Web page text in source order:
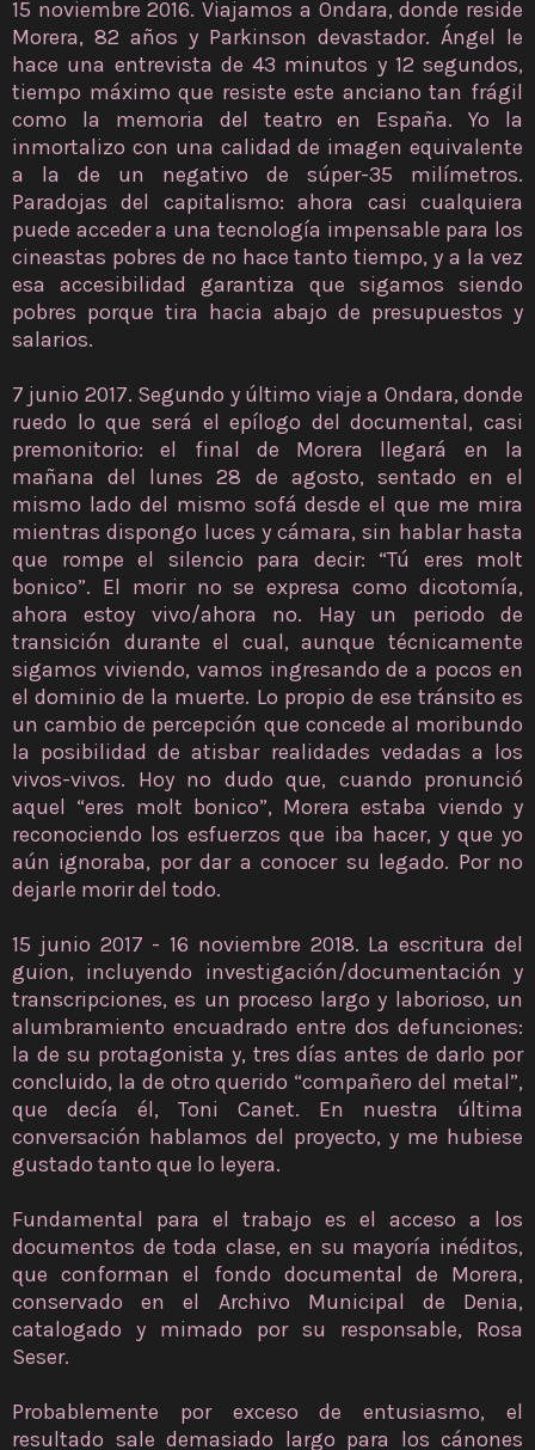
15 noviembre 2016. Viajamos a Ondara, donde reside
Morera, 82 años y Parkinson devastador. Ángel le
hace una entrevista de 43 minutos y 12 segundos,
tiempo máximo que resiste este anciano tan frágil
como la memoria del teatro en España. Yo la
inmortalizo con una calidad de imagen equivalente
a la de un negativo de súper-35 milímetros.
Paradojas del capitalismo: ahora casi cualquiera
puede acceder a una tecnología impensable para los
cineastas pobres de no hace tanto tiempo, y a la vez
esa accesibilidad garantiza que sigamos siendo
pobres porque tira hacia abajo de presupuestos y
salarios.
7 junio 2017. Segundo y último viaje a Ondara, donde
ruedo lo que será el epílogo del documental, casi
premonitorio: el final de Morera llegará en la
mañana del lunes 28 de agosto, sentado en el
mismo lado del mismo sofá desde el que me mira
mientras dispongo luces y cámara, sin hablar hasta
que rompe el silencio para decir: “Tú eres molt
bonico”. El morir no se expresa como dicotomía,
ahora estoy vivo/ahora no. Hay un periodo de
transición durante el cual, aunque técnicamente
sigamos viviendo, vamos ingresando de a pocos en
el dominio de la muerte. Lo propio de ese tránsito es
un cambio de percepción que concede al moribundo
la posibilidad de atisbar realidades vedadas a los
vivos-vivos. Hoy no dudo que, cuando pronunció
aquel “eres molt bonico”, Morera estaba viendo y
reconociendo los esfuerzos que iba hacer, y que yo
aún ignoraba, por dar a conocer su legado. Por no
dejarle morir del todo.
15 junio 2017 - 16 noviembre 2018. La escritura del
guion, incluyendo investigación/documentación y
transcripciones, es un proceso largo y laborioso, un
alumbramiento encuadrado entre dos defunciones:
la de su protagonista y, tres días antes de darlo por
concluido, la de otro querido “compañero del metal”,
que decía él, Toni Canet. En nuestra última
conversación hablamos del proyecto, y me hubiese
gustado tanto que lo leyera.
Fundamental para el trabajo es el acceso a los
documentos de toda clase, en su mayoría inéditos,
que conforman el fondo documental de Morera,
conservado en el Archivo Municipal de Denia,
catalogado y mimado por su responsable, Rosa
Seser.
Probablemente por exceso de entusiasmo, el
resultado sale demasiado largo para los cánones